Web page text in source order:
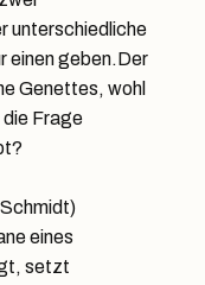
unterschiedliche
einen geben.Der
Genettes, wohl
die Frage
eines
setzt